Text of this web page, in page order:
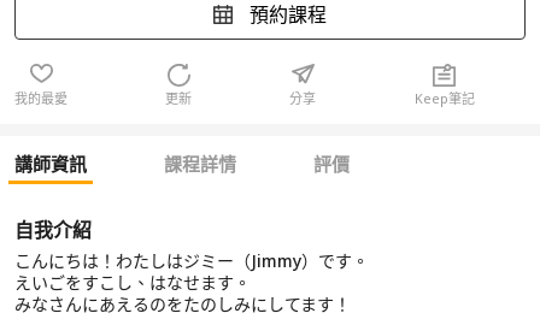
預約課程
我的最愛 更新 分享 Keep筆記
講師資訊 課程詳情 評價
自我介紹
こんにちは！わたしはジミー（Jimmy）です。
えいごをすこし、はなせます。
みなさんにあえるのをたのしみにしてます！